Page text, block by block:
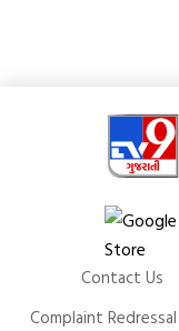
Contact Us
Complaint Redressal